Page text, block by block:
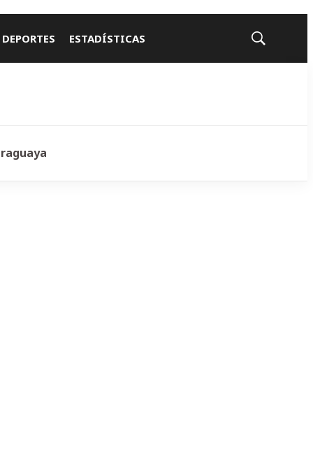
ESTADÍSTICAS
Mostrar